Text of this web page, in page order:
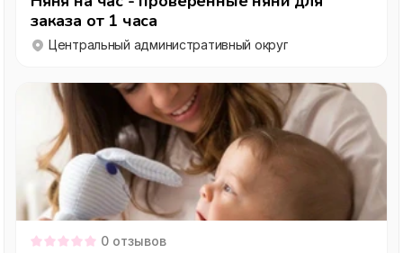
заказа от 1 часа
Центральный административный округ
0 отзывов